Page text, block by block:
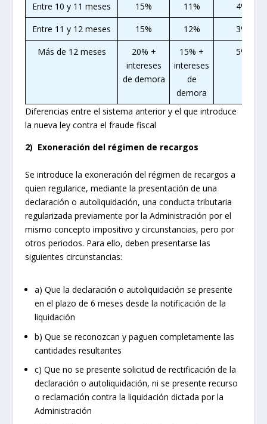
Entre 10 y 11 meses
15% 11%
4%
Entre 11 y 12 meses
15% 12%
3%
Más de 12 meses
20% +
intereses
de demora
15% +
intereses
de
demora
5%
Diferencias entre el sistema anterior y el que introduce
la nueva ley contra el fraude fiscal
2) Exoneración del régimen de recargos
Se introduce la exoneración del régimen de recargos a
quien regularice, mediante la presentación de una
declaración o autoliquidación, una conducta tributaria
regularizada previamente por la Administración por el
mismo concepto impositivo y circunstancias, pero por
otros periodos. Para ello, deben presentarse las
siguientes circunstancias:
a) Que la declaración o autoliquidación se presente
en el plazo de 6 meses desde la notificación de la
liquidación
b) Que se reconozcan y paguen completamente las
cantidades resultantes
c) Que no se presente solicitud de rectificación de la
declaración o autoliquidación, ni se presente recurso
o reclamación contra la liquidación dictada por la
Administración